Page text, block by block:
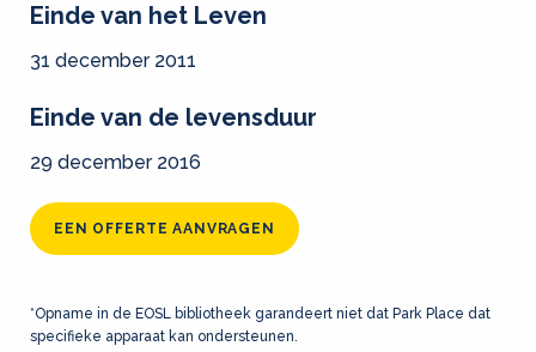
Einde van het Leven
31 december 2011
Einde van de levensduur
29 december 2016
EEN OFFERTE AANVRAGEN
*Opname in de EOSL bibliotheek garandeert niet dat Park Place dat
specifieke apparaat kan ondersteunen.